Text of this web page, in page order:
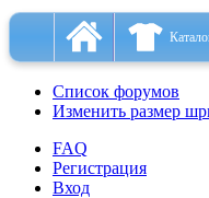
Список форумов
Изменить размер
FAQ
Регистрация
Вход